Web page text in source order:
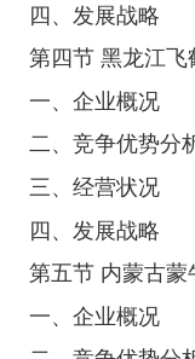
四、发展战略
第四节 黑龙江飞
一、企业概况
二、竞争优势分
三、经营状况
四、发展战略
第五节 内蒙古蒙
一、企业概况